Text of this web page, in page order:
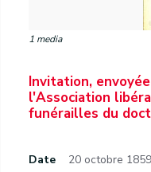
1 media
Invitation,
l'Association
funérailles du
Date 20 octobre